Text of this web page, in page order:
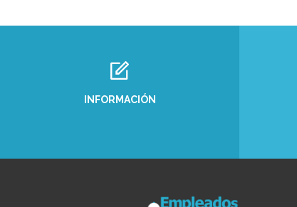
INFORMACIÓN